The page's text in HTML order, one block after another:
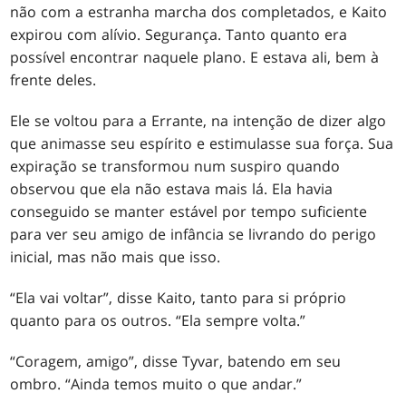
não com a estranha marcha dos completados, e Kaito
expirou com alívio. Segurança. Tanto quanto era
possível encontrar naquele plano. E estava ali, bem à
frente deles.
Ele se voltou para a Errante, na intenção de dizer algo
que animasse seu espírito e estimulasse sua força. Sua
expiração se transformou num suspiro quando
observou que ela não estava mais lá. Ela havia
conseguido se manter estável por tempo suficiente
para ver seu amigo de infância se livrando do perigo
inicial, mas não mais que isso.
“Ela vai voltar”, disse Kaito, tanto para si próprio
quanto para os outros. “Ela sempre volta.”
“Coragem, amigo”, disse Tyvar, batendo em seu
ombro. “Ainda temos muito o que andar.”